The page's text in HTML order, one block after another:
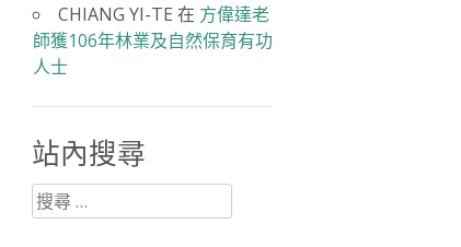
CHIANG YI-TE 在 方偉達老
師獲106年林業及自然保育有功
人士
站內搜尋
搜
尋：